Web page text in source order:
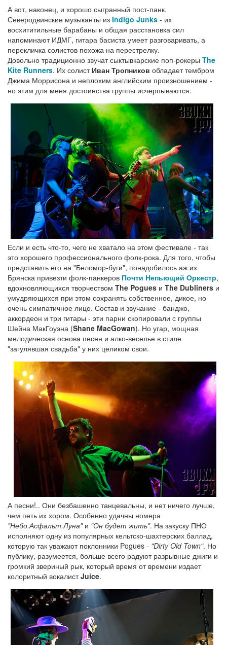
А вот, наконец, и хорошо сыгранный пост-панк.
Северодвинские музыканты из Indigo Junks - их
восхититильные барабаны и общая расстановка сил
напоминают ИДМГ, гитара басиста умеет разговаривать, а
перекличка солистов похожа на перестрелку.
Довольно традиционно звучат сыктывкарские поп-рокеры The
Kite Runners. Их солист Иван Тропников обладает тембром
Джима Моррисона и неплохим английским произношением -
но этим для меня достоинства группы исчерпываются.
Если и есть что-то, чего не хватало на этом фестивале - так
это хорошего профессионального фолк-рока. Для того, чтобы
представить его на "Беломор-буги", понадобилось аж из
Брянска привезти фолк-панкеров Почти Непьющий Оркестр,
вдохновляющихся творчеством The Pogues и The Dubliners и
умудряющихся при этом сохранять собственное, дикое, но
очень симпатичное лицо. Состав и звучание - банджо,
аккордеон и три гитары - эти парни скопировали с группы
Шейна МакГоуэна (Shane MacGowan). Но угар, мощная
мелодическая основа песен и алко-веселье в стиле
"загулявшая свадьба" у них целиком свои.
А песни!.. Они безбашенно танцевальны, и нет ничего лучше,
чем петь их хором. Особенно удачны номера
"Небо.Асфальт.Луна"и "Он будет жить". На закуску ПНО
исполняют одну из популярных кельтско-шахтерских баллад,
которую так уважают поклонники Pogues - "Dirty Old Town". Но
публику, разумеется, больше всего радуют разрывные джиги и
громкий звериный рык, который время от времени издает
колоритный вокалистJuice.